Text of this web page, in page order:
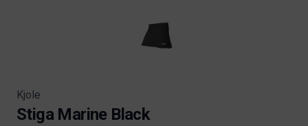
Kjole
Stiga Marine Black